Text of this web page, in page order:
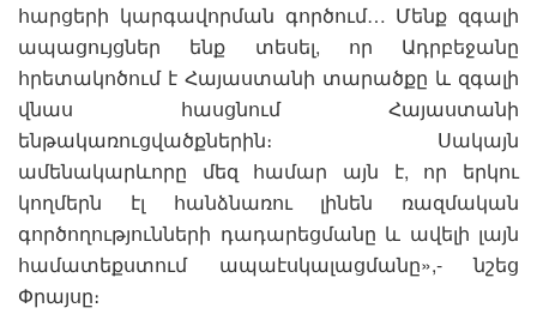
հարցերի կարգավորման գործում… Մենք զգալի
ապացույցներ ենք տեսել, որ Ադրբեջանը
հրետակոծում է Հայաստանի տարածքը և զգալի
վնաս հասցնում Հայաստանի
ենթակառուցվածքներին։ Սակայն
ամենակարևորը մեզ համար այն է, որ երկու
կողմերն էլ հանձնառու լինեն ռազմական
գործողությունների դադարեցմանը և ավելի լայն
համատեքստում ապաէսկալացմանը»,- նշեց
Փրայսը։